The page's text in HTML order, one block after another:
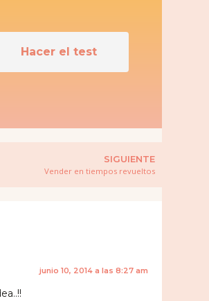
Hacer el test
SIGUIENTE
Vender en tiempos revueltos
junio 10, 2014 a las 8:27 am